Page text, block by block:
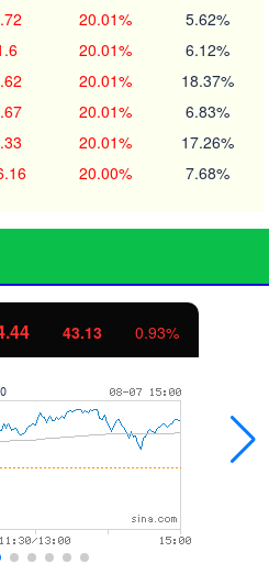
20.01% 5.62%
20.01% 6.12%
20.01% 18.37%
20.01% 6.83%
20.01% 17.26%
20.00% 7.68%
43.13 0.93%